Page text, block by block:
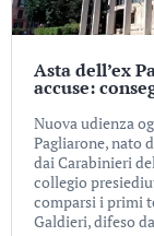
Asta dell’ex
accuse:
Nuova udienza
Pagliarone, nato
dai Carabinieri
collegio
comparsi i primi
Galdieri, difeso